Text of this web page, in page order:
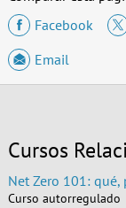
Facebook
Email
Cursos
Net Zero 101: qué,
Curso autorregulado